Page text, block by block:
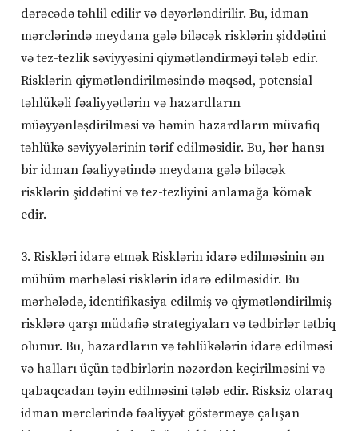
dərəcədə təhlil edilir və dəyərləndirilir. Bu, idman
mərclərində meydana gələ biləcək risklərin şiddətini
və tez-tezlik səviyyəsini qiymətləndirməyi tələb edir.
Risklərin qiymətləndirilməsində məqsəd, potensial
təhlükəli fəaliyyətlərin və hazardların
müəyyənləşdirilməsi və həmin hazardların müvafiq
təhlükə səviyyələrinin tərif edilməsidir. Bu, hər hansı
bir idman fəaliyyətində meydana gələ biləcək
risklərin şiddətini və tez-tezliyini anlamağa kömək
edir.
3. Riskləri idarə etmək Risklərin idarə edilməsinin ən
mühüm mərhələsi risklərin idarə edilməsidir. Bu
mərhələdə, identifikasiya edilmiş və qiymətləndirilmiş
risklərə qarşı müdafiə strategiyaları və tədbirlər tətbiq
olunur. Bu, hazardların və təhlükələrin idarə edilməsi
və halları üçün tədbirlərin nəzərdən keçirilməsini və
qabaqcadan təyin edilməsini tələb edir. Risksiz olaraq
idman mərclərində fəaliyyət göstərməyə çalışan